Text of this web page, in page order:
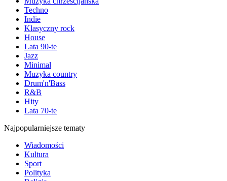
Techno
Indie
Klasyczny rock
House
Lata 90-te
Jazz
Minimal
Muzyka country
Drum'n'Bass
R&B
Hity
Lata 70-te
Najpopularniejsze tematy
Wiadomości
Kultura
Sport
Polityka